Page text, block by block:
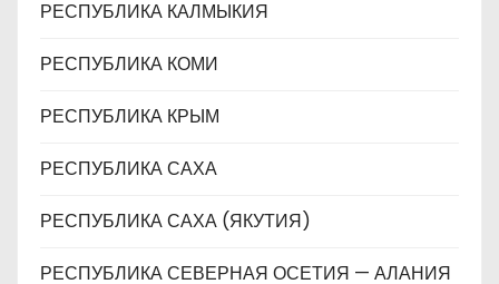
РЕСПУБЛИКА КАЛМЫКИЯ
РЕСПУБЛИКА КОМИ
РЕСПУБЛИКА КРЫМ
РЕСПУБЛИКА САХА
РЕСПУБЛИКА САХА (ЯКУТИЯ)
РЕСПУБЛИКА СЕВЕРНАЯ ОСЕТИЯ — АЛАНИЯ